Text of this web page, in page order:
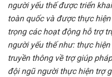
người yếu thế được triển
toàn quốc và được thực
trọng các hoạt động hỗ trợ
người yếu thế như: thực
truyền thông về trợ giúp
đội ngũ người thực hiện trợ